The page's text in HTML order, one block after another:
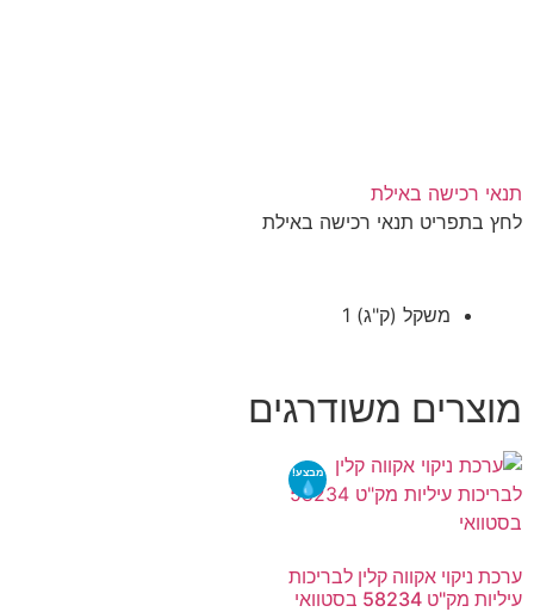
תנאי רכישה באילת
לחץ בתפריט תנאי רכישה באילת
משקל (ק"ג) 1
מוצרים משודרגים
מבצע!
ערכת ניקוי אקווה קלין לבריכות
עיליות מק"ט 58234 בסטוואי